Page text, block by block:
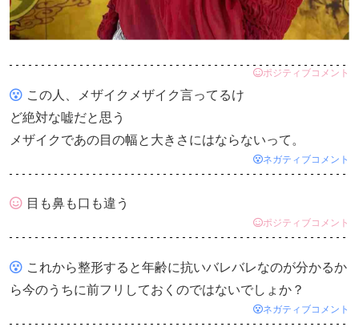
ポジティブコメント
この人、メザイクメザイク言ってるけ
ど絶対な嘘だと思う
メザイクであの目の幅と大きさにはならないって。
ネガティブコメント
目も鼻も口も違う
ポジティブコメント
これから整形すると年齢に抗いバレバレなのが分かるか
ら今のうちに前フリしておくのではないでしょか？
ネガティブコメント